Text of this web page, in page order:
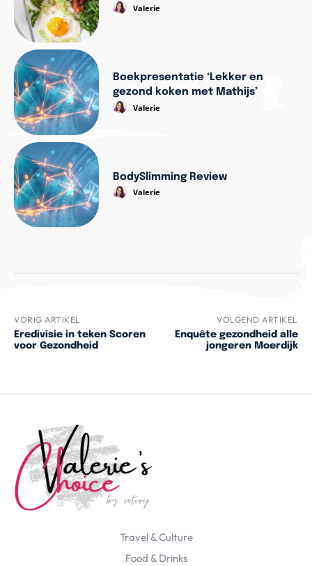
Valerie
Boekpresentatie ‘Lekker en
gezond koken met Mathijs’
Valerie
BodySlimming Review
Valerie
VORIG ARTIKEL
Eredivisie in teken Scoren
voor Gezondheid
VOLGEND ARTIKEL
Enquête gezondheid alle
jongeren Moerdijk
Travel & Culture
Food & Drinks